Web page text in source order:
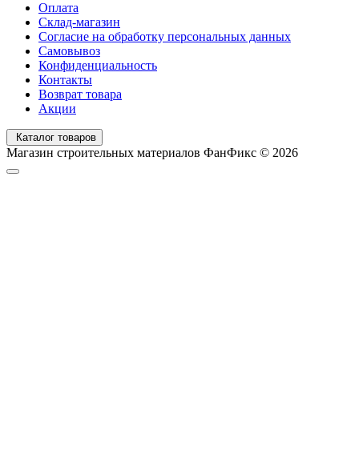
Оплата
Склад-магазин
Согласие на обработку персональных данных
Самовывоз
Конфиденциальность
Контакты
Возврат товара
Акции
Каталог товаров
Магазин строительных материалов ФанФикс © 2026